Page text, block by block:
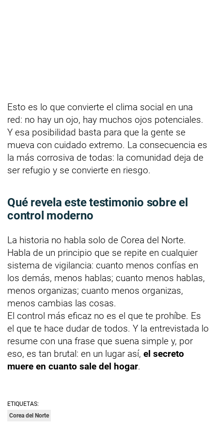
Esto es lo que convierte el clima social en una
red: no hay un ojo, hay muchos ojos potenciales.
Y esa posibilidad basta para que la gente se
mueva con cuidado extremo. La consecuencia es
la más corrosiva de todas: la comunidad deja de
ser refugio y se convierte en riesgo.
Qué revela este testimonio sobre el
control moderno
La historia no habla solo de Corea del Norte.
Habla de un principio que se repite en cualquier
sistema de vigilancia: cuanto menos confías en
los demás, menos hablas; cuanto menos hablas,
menos organizas; cuanto menos organizas,
menos cambias las cosas.
El control más eficaz no es el que te prohíbe. Es
el que te hace dudar de todos. Y la entrevistada lo
resume con una frase que suena simple y, por
eso, es tan brutal: en un lugar así, el secreto
muere en cuanto sale del hogar.
ETIQUETAS:
Corea del Norte